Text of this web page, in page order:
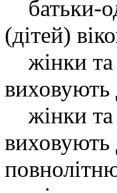
батьки-
(дітей)
жінки та
жінки та
виховують